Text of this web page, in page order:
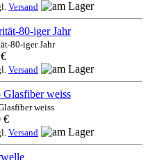
Versand
80-iger Jahr
Versand
weiss
€
Versand